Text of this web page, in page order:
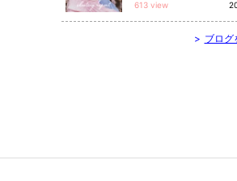
613 view
> ブログ